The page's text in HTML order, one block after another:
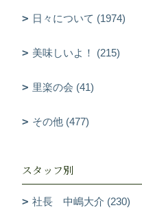
日々について (1974)
美味しいよ！ (215)
里楽の会 (41)
その他 (477)
スタッフ別
社長 中嶋大介 (230)